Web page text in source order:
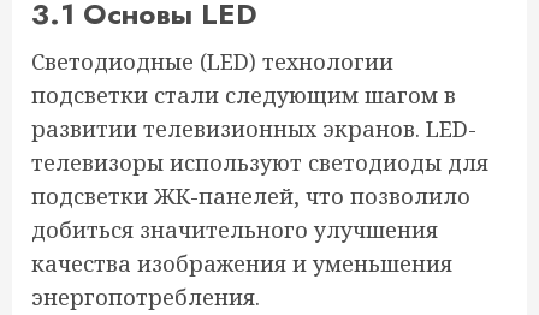
3.1 Основы LED
Светодиодные (LED) технологии
подсветки стали следующим шагом в
развитии телевизионных экранов. LED-
телевизоры используют светодиоды для
подсветки ЖК-панелей, что позволило
добиться значительного улучшения
качества изображения и уменьшения
энергопотребления.